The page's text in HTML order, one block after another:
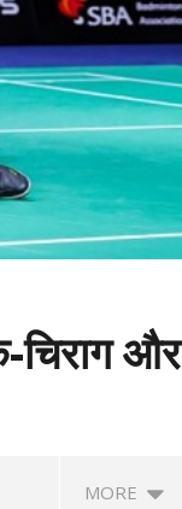
चिराग और
MORE